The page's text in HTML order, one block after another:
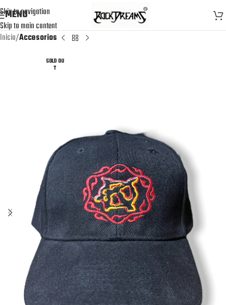
Skip to navigation
Skip to main content
MENU
Inicio Accesorios
SOLD OU
T